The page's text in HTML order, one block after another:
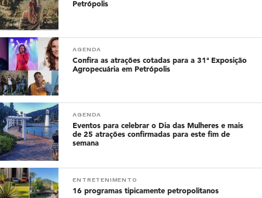
Petrópolis
AGENDA
Confira as atrações cotadas para a 31ª Exposição
Agropecuária em Petrópolis
AGENDA
Eventos para celebrar o Dia das Mulheres e mais
de 25 atrações confirmadas para este fim de
semana
ENTRETENIMENTO
16 programas tipicamente petropolitanos